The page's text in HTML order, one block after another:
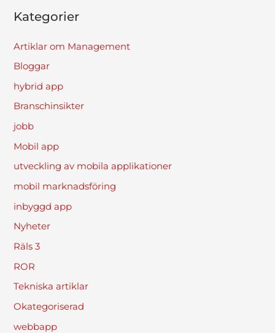
Kategorier
Artiklar om Management
Bloggar
hybrid app
Branschinsikter
jobb
Mobil app
utveckling av mobila applikationer
mobil marknadsföring
inbyggd app
Nyheter
Räls 3
ROR
Tekniska artiklar
Okategoriserad
webbapp